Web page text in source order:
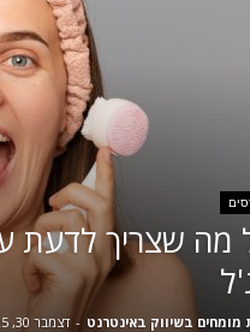
מה שצריך לדעת
מומחים בשיווק באינטרנט - דצמבר 30, 2025